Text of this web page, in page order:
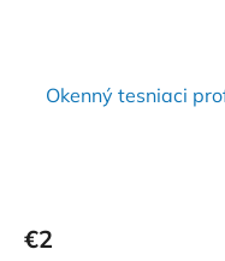
Okenný tesniaci
€2